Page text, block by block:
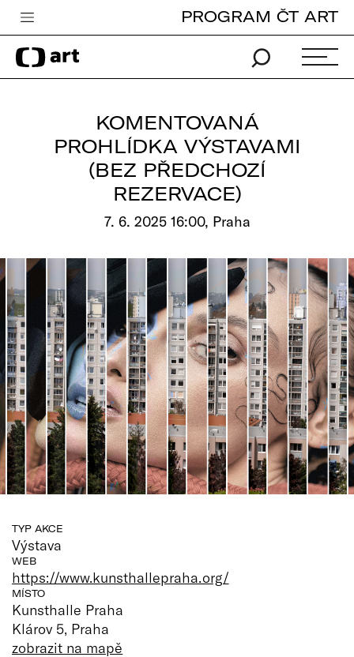
Česká televize
Zpravodajství
iVysílání
Vše o ČT
PROGRAM ČT ART
KOMENTOVANÁ
PROHLÍDKA VÝSTAVAMI
(BEZ PŘEDCHOZÍ
REZERVACE)
7. 6. 2025 16:00, Praha
TYP AKCE
Výstava
WEB
https://www.kunsthallepraha.org/
MÍSTO
Kunsthalle Praha
Klárov 5, Praha
zobrazit na mapě